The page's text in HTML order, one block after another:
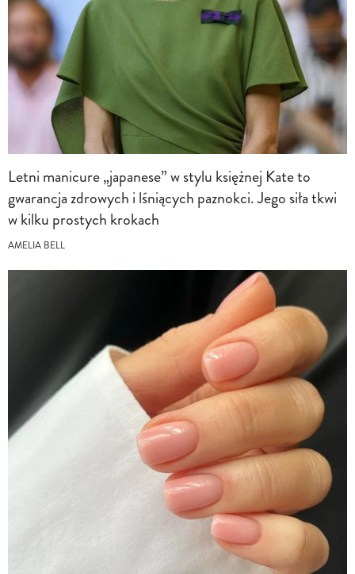
Letni manicure „japanese” w stylu księżnej Kate to
gwarancja zdrowych i lśniących paznokci. Jego siła tkwi
w kilku prostych krokach
AMELIA BELL